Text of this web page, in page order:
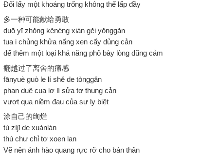
Đổi lấy một khoáng trống không thể lấp đầy
多一种可能献给勇敢
duō yī zhǒng kěnéng xiàn gěi yǒnggǎn
tua i chủng khửa nấng xen cẩy dủng cản
để thêm một loại khả năng phô bày lòng dũng cảm
翻越过了离舍的痛感
fānyuè guò le lí shě de tònggǎn
phan duê cua lơ lí sửa tơ thung cản
vượt qua niềm đau của sự ly biệt
涂自己的绚烂
tú zìjǐ de xuànlàn
thú chư chỉ tơ xoen lan
Vẽ nên ánh hào quang rực rỡ cho bản thân